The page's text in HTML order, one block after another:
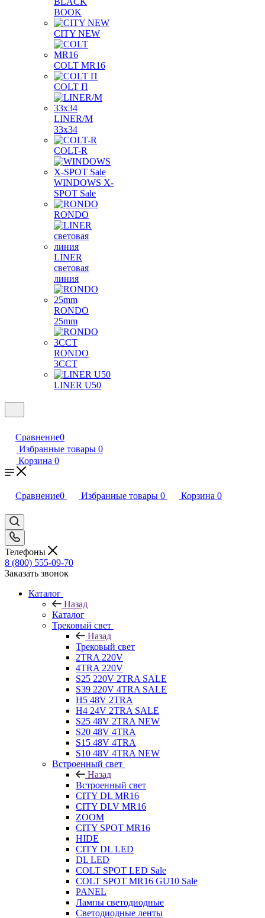
BOOK
CITY NEW
COLT MR16
COLT П
LINER/М
33х34
COLT-R
WINDOWS X-
SPOT Sale
RONDO
LINER
световая
линия
RONDO
25mm
RONDO
3CCT
LINER U50
Сравнение0
Избранные товары 0
Корзина 0
Сравнение0 Избранные товары 0 Корзина 0
Телефоны
8 (800) 555-09-70
Заказать звонок
Каталог
Назад
Каталог
Трековый свет
Назад
Трековый свет
2TRA 220V
4TRA 220V
S25 220V 2TRA SALE
S39 220V 4TRA SALE
H5 48V 2TRA
H4 24V 2TRA SALE
S25 48V 2TRA NEW
S20 48V 4TRA
S15 48V 4TRA
S10 48V 4TRA NEW
Встроенный свет
Назад
Встроенный свет
CITY DL MR16
CITY DLV MR16
ZOOM
CITY SPOT MR16
HIDE
CITY DL LED
DL LED
COLT SPOT LED Sale
COLT SPOT MR16 GU10 Sale
PANEL
Лампы светодиодные
Светодиодные ленты